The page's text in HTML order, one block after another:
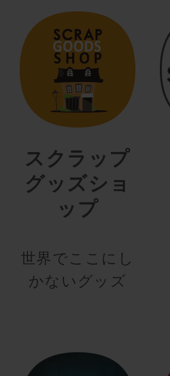
スクラップ
グッズショ
ップ
世界でここにし
かないグッズ